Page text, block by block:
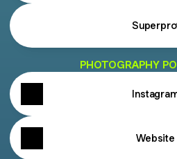
PHOTOGRAPHY
Website